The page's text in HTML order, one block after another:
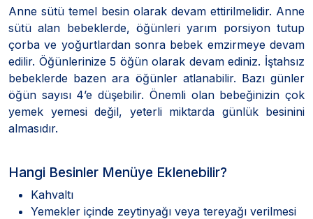
Anne sütü temel besin olarak devam ettirilmelidir. Anne
sütü alan bebeklerde, öğünleri yarım porsiyon tutup
çorba ve yoğurtlardan sonra bebek emzirmeye devam
edilir. Öğünlerinize 5 öğün olarak devam ediniz. İştahsız
bebeklerde bazen ara öğünler atlanabilir. Bazı günler
öğün sayısı 4’e düşebilir. Önemli olan bebeğinizin çok
yemek yemesi değil, yeterli miktarda günlük besinini
almasıdır.
Hangi Besinler Menüye Eklenebilir?
Kahvaltı
Yemekler içinde zeytinyağı veya tereyağı verilmesi